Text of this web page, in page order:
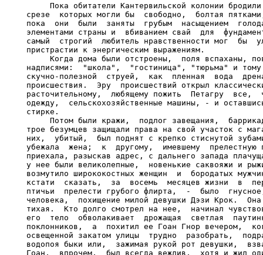
Пока обитатели Кантервильской колонии
срезе  которых могли бы  свободно,  болтая
пока  они  были  заняты  грубым  насыщением
элементами страны и  вбиванием свай  для
самый  строгий  любитель нравственности мог  бы
пристрастии к энергическим выражениям.
Когда дома были отстроены,  поля вспаханы,
надписями:  "школа",  "гостиница", "тюрьма" и тому
скучно-полезной  струей,  как  пленная  вода
происшествия.  Эру  происшествий открыл
расточительному,  любящему пожить  Петагру
одежду,  сельскохозяйственные машины, - и
стирке.
Потом были кражи,  подлог завещания,
трое безумцев защищали права на свой участок с
них,  убитый,  был поднят с крепко стиснутой
убежала  жена;  к  другому,  имевшему
приехала, разыскав адрес, с дальнего запада
у нее были великолепные,  новенькие саквояжи и
возмутило ширококостных женщин  и  бородатых
кстати  сказать,  за  восемь  месяцев жизни  в
птичьи  прелести грубого флирта,  -  было
человека,  похищение милой девушки Дэзи Крок.
тихая.  Кто долго смотрел на нее,  начинал
его  тело  обволакивает  дрожащая  светлая
поклонников,  а  похитил ее Гоан Гнор вечером,
освещенной закатом улицы  трудно  разобрать,
водопоя быки или,  зажимая рукой рот девушки,
Гоан,  впрочем,  был всегда вежлив,  хотя и жил